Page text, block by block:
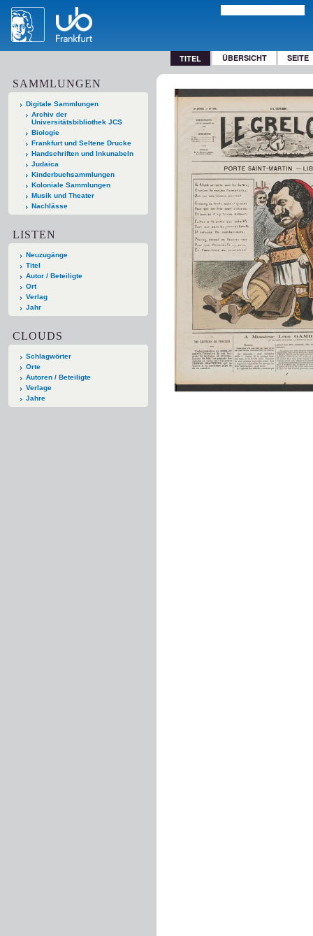
TITEL ÜBERSICHT SEITE
SAMMLUNGEN
Digitale Sammlungen
Archiv der
Universitätsbibliothek JCS
Biologie
Frankfurt und Seltene Drucke
Handschriften und Inkunabeln
Judaica
Kinderbuchsammlungen
Koloniale Sammlungen
Musik und Theater
Nachlässe
LISTEN
Neuzugänge
Titel
Autor / Beteiligte
Ort
Verlag
Jahr
CLOUDS
Schlagwörter
Orte
Autoren / Beteiligte
Verlage
Jahre